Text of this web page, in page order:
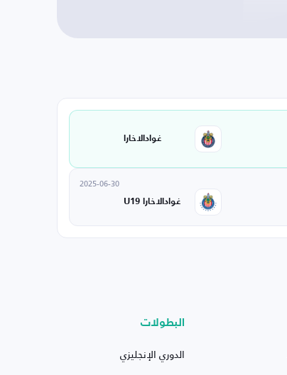
غوادالاخارا
2025-06-30
غوادالاخارا U19
البطولات
الدوري الإنجليزي